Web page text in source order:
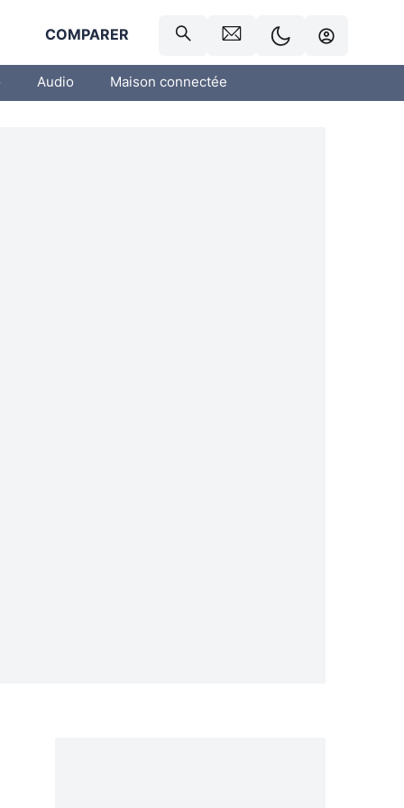
COMPARER
Audio Maison connectée